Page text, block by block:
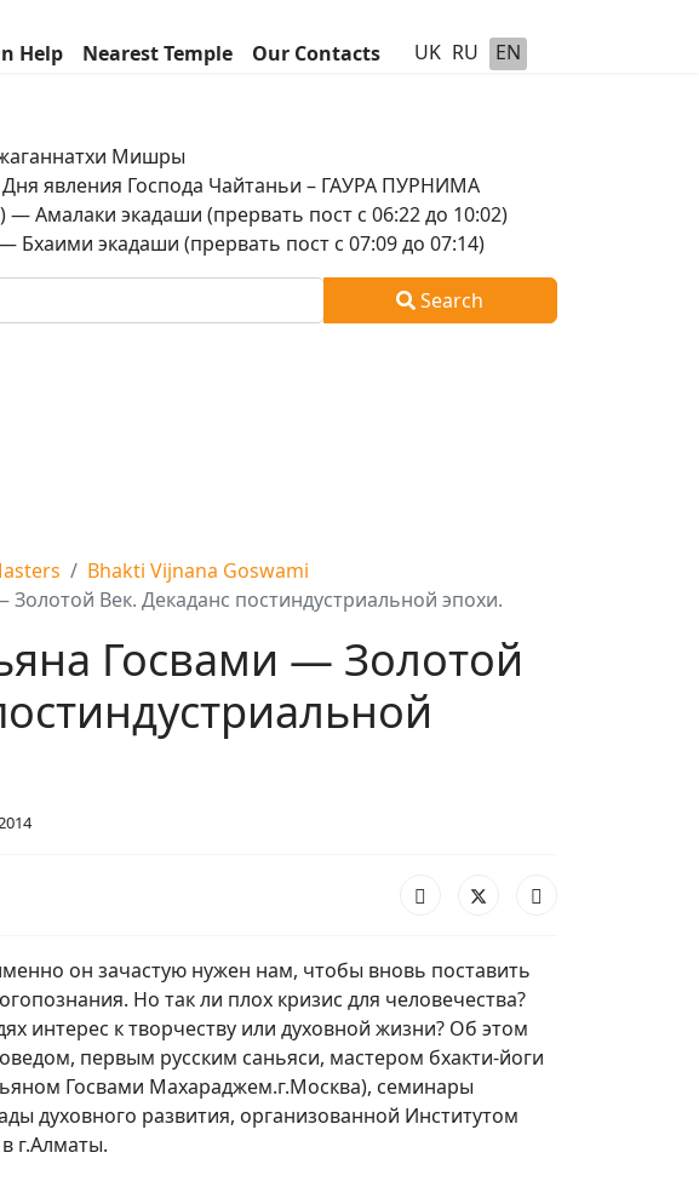
Help Nearest Temple Our Contacts UK RU EN
Мишры
явления Господа Чайтаньи – ГАУРА ПУРНИМА
Амалаки экадаши (прервать пост с 06:22 до 10:02)
Бхаими экадаши (прервать пост с 07:09 до 07:14)
Search
Bhakti Vijnana Goswami
Золотой Век. Декаданс постиндустриальной эпохи.
Госвами — Золотой
он зачастую нужен нам, чтобы вновь поставить
Но так ли плох кризис для человечества?
интерес к творчеству или духовной жизни? Об этом
первым русским саньяси, мастером бхакти-йоги
Госвами Махараджем.г.Москва), семинары
духовного развития, организованной Институтом
г.Алматы.